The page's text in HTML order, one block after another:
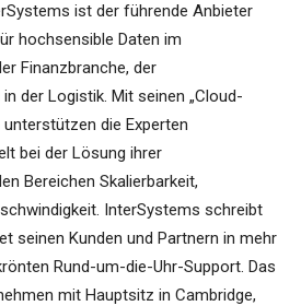
ist der führende Anbieter
hochsensible Daten im
Finanzbranche, der
der Logistik. Mit seinen „Cloud-
die Experten
bei der Lösung ihrer
Bereichen Skalierbarkeit,
InterSystems schreibt
seinen Kunden und Partnern in mehr
Rund-um-die-Uhr-Support. Das
mit Hauptsitz in Cambridge,